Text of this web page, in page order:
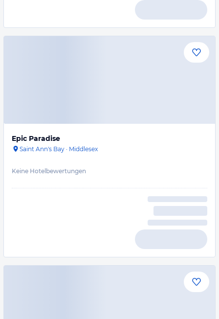
Epic Paradise
Saint Ann's Bay · Middlesex
Keine Hotelbewertungen